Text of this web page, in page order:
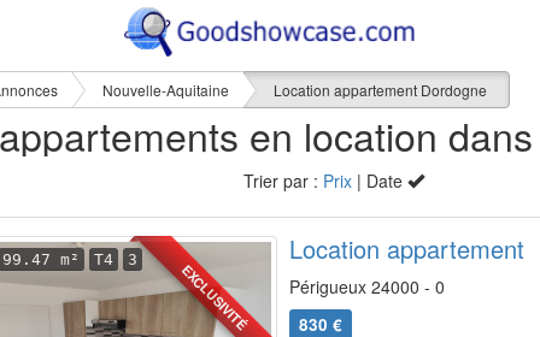
Nouvelle-Aquitaine Location appartement Dordogne
Trier par : Prix| Date
EXCLUSIVITÉ
99.47 m² T4 3 Location appartement
Périgueux 24000 - 0
830 €